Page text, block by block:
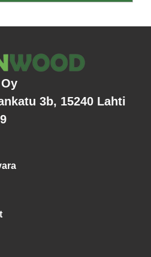
3b, 15240 Lahti